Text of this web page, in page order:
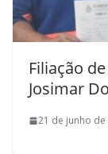
Filiação
Josimar
21 de junho de